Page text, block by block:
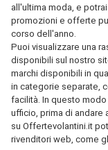
all'ultima moda, e
promozioni e offerte
corso dell'anno.
Puoi visualizzare una
disponibili sul nostro
marchi disponibili in
in categorie separate,
facilità. In questo
ufficio, prima di andare
su Offertevolantini.it
rivenditori web, come